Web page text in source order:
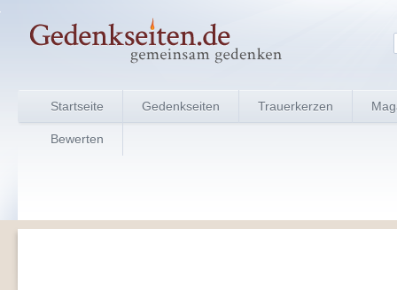
Startseite Gedenkseiten Trauerkerzen
Bewerten